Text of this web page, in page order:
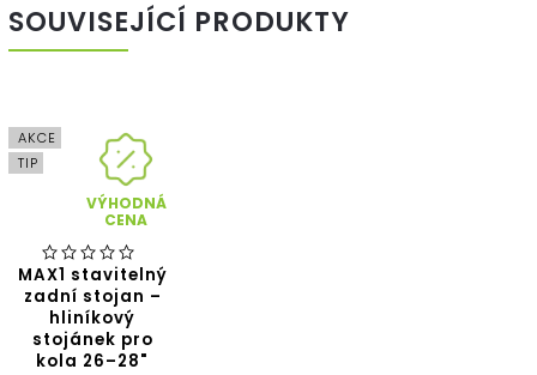
SOUVISEJÍCÍ PRODUKTY
AKCE
TIP
VÝHODNÁ
CENA
MAX1 stavitelný
zadní stojan –
hliníkový
stojánek pro
kola 26–28"